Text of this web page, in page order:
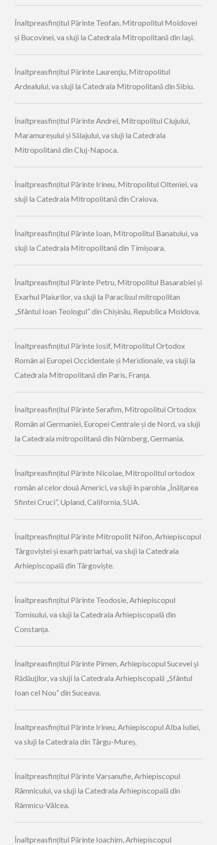
Înaltpreasfințitul Părinte Teofan, Mitropolitul Moldovei
și Bucovinei, va sluji la Catedrala Mitropolitană din Iaşi.
Înaltpreasfințitul Părinte Laurenţiu, Mitropolitul
Ardealului, va sluji la Catedrala Mitropolitană din Sibiu.
Înaltpreasfințitul Părinte Andrei, Mitropolitul Clujului,
Maramureșului și Sălajului, va sluji la Catedrala
Mitropolitană din Cluj-Napoca.
Înaltpreasfințitul Părinte Irineu, Mitropolitul Olteniei, va
sluji la Catedrala Mitropolitană din Craiova.
Înaltpreasfințitul Părinte Ioan, Mitropolitul Banatului, va
sluji la Catedrala Mitropolitană din Timișoara.
Înaltpreasfințitul Părinte Petru, Mitropolitul Basarabiei și
Exarhul Plaiurilor, va sluji la Paraclisul mitropolitan
„Sfântul Ioan Teologul” din Chișinău, Republica Moldova.
Înaltpreasfințitul Părinte Iosif, Mitropolitul Ortodox
Român al Europei Occidentale și Meridionale, va sluji la
Catedrala Mitropolitană din Paris, Franța.
Înaltpreasfințitul Părinte Serafim, Mitropolitul Ortodox
Român al Germaniei, Europei Centrale și de Nord, va sluji
la Catedrala mitropolitană din Nürnberg, Germania.
Înaltpreasfințitul Părinte Nicolae, Mitropolitul ortodox
român al celor două Americi, va sluji în parohia „Înălțarea
Sfintei Cruci”, Upland, California, SUA.
Înaltpreasfințitul Părinte Mitropolit Nifon, Arhiepiscopul
Târgoviștei și exarh patriarhal, va sluji la Catedrala
Arhiepiscopală din Târgoviște.
Înaltpreasfințitul Părinte Teodosie, Arhiepiscopul
Tomisului, va sluji la Catedrala Arhiepiscopală din
Constanța.
Înaltpreasfințitul Părinte Pimen, Arhiepiscopul Sucevei şi
Rădăuţilor, va sluji la Catedrala Arhiepiscopală „Sfântul
Ioan cel Nou” din Suceava.
Înaltpreasfințitul Părinte Irineu, Arhiepiscopul Alba Iuliei,
va sluji la Catedrala din Târgu-Mureș.
Înaltpreasfințitul Părinte Varsanufie, Arhiepiscopul
Râmnicului, va sluji la Catedrala Arhiepiscopală din
Râmnicu-Vâlcea.
Înaltpreasfințitul Părinte Ioachim, Arhiepiscopul